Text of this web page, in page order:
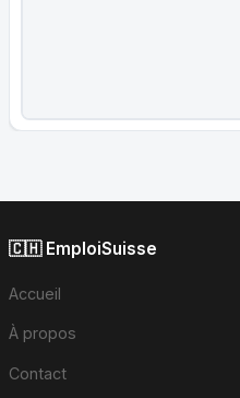
🇨🇭 EmploiSuisse
Accueil
À propos
Contact